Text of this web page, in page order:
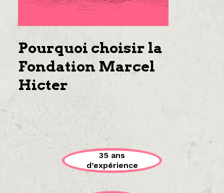
Pourquoi choisir la
Fondation Marcel
Hicter
35 ans
d’expérience